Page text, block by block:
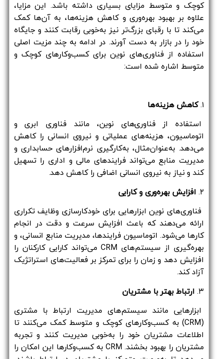
کوچک و متوسط مزایای بسیاری داشته باشد. این مزایا،
علاوه بر بهبود بهره‌وری و کاهش هزینه‌ها، به آن‌ها کمک
می‌کند تا با رقبای بزرگ‌تر نیز به‌خوبی رقابت کنند و جایگاه
خود را در بازار به دست آورند. در ادامه به چند مزیت اصلی
استفاده از فناوری‌های نوین برای کسب‌وکارهای کوچک و
متوسط اشاره شده است:
۱. کاهش هزینه‌ها
استفاده از فناوری‌های نوین، مانند فناوری ابری و
اتوماسیون، هزینه‌های عملیاتی و نیروی انسانی را کاهش
می‌دهد. به‌عنوان‌مثال، به‌کارگیری نرم‌افزارهای حسابداری و
مدیریت منابع می‌تواند فرایندهای مالی و اداری را تسهیل
کند و نیاز به نیروی انسانی اضافی را کاهش دهد.
۲. افزایش بهره‌وری و کارایی
فناوری‌های نوین ابزارهایی برای خودکارسازی وظایف تکراری
ارائه می‌دهند که باعث افزایش سرعت و دقت در انجام
کارها می‌شود. اتوماسیون فرایندها، مدیریت منابع انسانی، و
بهره‌گیری از سیستم‌های CRM می‌تواند کارایی کارکنان را
افزایش دهد و زمان را برای تمرکز بر فعالیت‌های استراتژیک
آزاد کند.
۳. ارتباط بهتر با مشتریان
ابزارهایی مانند سیستم‌های مدیریت ارتباط با مشتری
(CRM) به کسب‌وکارهای کوچک و متوسط کمک می‌کنند تا
اطلاعات مشتریان خود را به‌خوبی مدیریت کنند و تجربه
مشتریان را بهبود بخشند. CRM به کسب‌وکارها این امکان را